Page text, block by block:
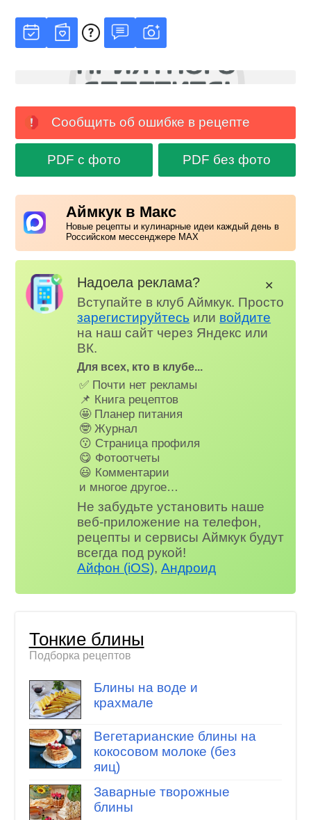
Сообщить об ошибке в рецепте
PDF с фото PDF без фото
Аймкук в Макс
Новые рецепты и кулинарные идеи каждый день в
Российском мессенджере MAX
Надоела реклама?
Вступайте в клуб Аймкук. Просто
зарегистируйтесь или войдите
на наш сайт через Яндекс или
ВК.
Для всех, кто в клубе...
✅ Почти нет рекламы
📌 Книга рецептов
🤩 Планер питания
🤓 Журнал
😗 Страница профиля
😋 Фотоотчеты
😃 Комментарии
и многое другое…
Не забудьте установить наше
веб-приложение на телефон,
рецепты и сервисы Аймкук будут
всегда под рукой!
Айфон (iOS),Андроид
✕
Тонкие блины
Подборка рецептов
Блины на воде и
крахмале
Вегетарианские блины на
кокосовом молоке (без
яиц)
Заварные творожные
блины